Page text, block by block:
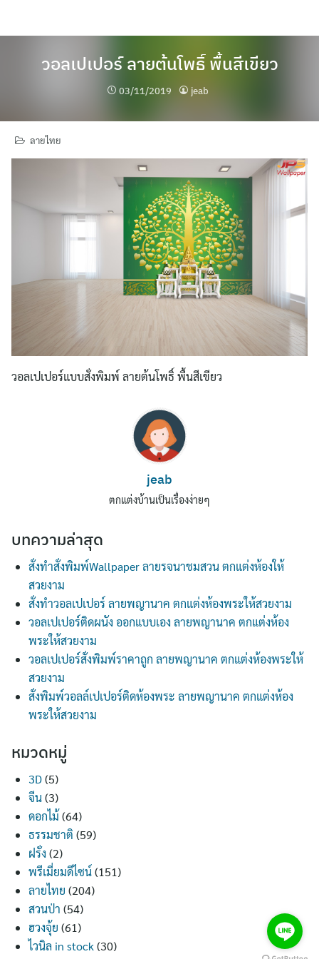
วอลเปเปอร์ ลายต้นโพธิ์ พื้นสีเขียว
03/11/2019 jeab
ลายไทย
วอลเปเปอร์แบบสั่งพิมพ์ ลายต้นโพธิ์ พื้นสีเขียว
jeab
ตกแต่งบ้านเป็นเรื่องง่ายๆ
บทความล่าสุด
สั่งทำสั่งพิมพ์Wallpaper ลายรจนาชมสวน ตกแต่งห้องให้
สวยงาม
สั่งทำวอลเปเปอร์ ลายพญานาค ตกแต่งห้องพระให้สวยงาม
วอลเปเปอร์ติดผนัง ออกแบบเอง ลายพญานาค ตกแต่งห้อง
พระให้สวยงาม
วอลเปเปอร์สั่งพิมพ์ราคาถูก ลายพญานาค ตกแต่งห้องพระให้
สวยงาม
สั่งพิมพ์วอลล์เปเปอร์ติดห้องพระ ลายพญานาค ตกแต่งห้อง
พระให้สวยงาม
หมวดหมู่
3D(5)
จีน(3)
ดอกไม้ (64)
ธรรมชาติ (59)
ฝรั่ง (2)
พรีเมี่ยมดีไซน์(151)
ลายไทย (204)
สวนป่า (54)
ฮวงจุ้ย (61)
ไวนิล in stock(30)